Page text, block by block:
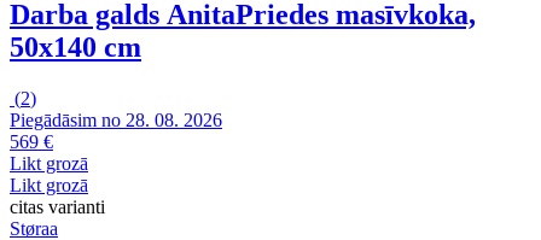
Darba galds AnitaPriedes masīvkoka,
50x140 cm
(2)
Piegādāsim no 28. 08. 2026
569 €
Likt grozā
Likt grozā
citas varianti
Støraa